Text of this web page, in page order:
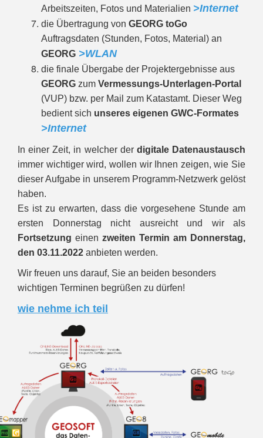
Arbeitszeiten, Fotos und Materialien >Internet
die Übertragung von GEORG toGo
Auftragsdaten (Stunden, Fotos, Material) an
GEORG >WLAN
die finale Übergabe der Projektergebnisse aus
GEORG zum Vermessungs-Unterlagen-Portal
(VUP) bzw. per Mail zum Katastamt. Dieser Weg
bedient sich unseres eigenen GWC-Formates
>Internet
In einer Zeit, in welcher der digitale Datenaustausch
immer wichtiger wird, wollen wir Ihnen zeigen, wie Sie
dieser Aufgabe in unserem Programm-Netzwerk gelöst
haben.
Es ist zu erwarten, dass die vorgesehene Stunde am
ersten Donnerstag nicht ausreicht und wir als
Fortsetzung einen zweiten Termin am Donnerstag,
den 03.11.2022 anbieten werden.
Wir freuen uns darauf, Sie an beiden besonders
wichtigen Terminen begrüßen zu dürfen!
wie nehme ich teil